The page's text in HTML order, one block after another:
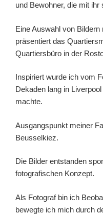
und Bewohner, die mit
Eine Auswahl von
präsentiert das
Quartiersbüro in der
Inspiriert wurde ich vom
Dekaden lang in
machte.
Ausgangspunkt meiner
Beusselkiez.
Die Bilder entstanden
fotografischen Konzept.
Als Fotograf bin ich
bewegte ich mich durch